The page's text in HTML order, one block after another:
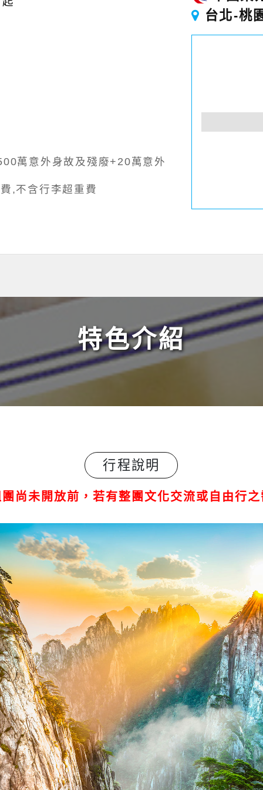
萬意外身故及殘廢+20萬意外
,不含行李超重費
台北-桃
特色介紹
行程說明
尚未開放前，若有整團文化交流或自由行